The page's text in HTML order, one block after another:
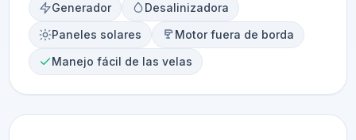
Generador
Desalinizadora
Paneles solares
Motor fuera de borda
Manejo fácil de las velas